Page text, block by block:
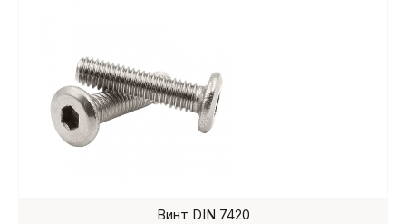
Винт DIN 7420